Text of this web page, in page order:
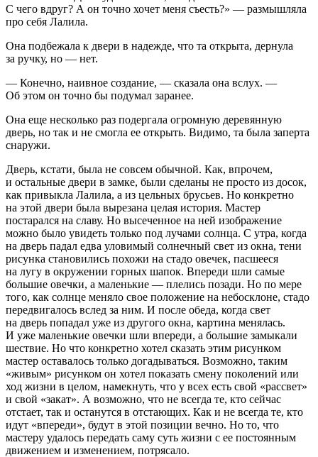
С чего вдруг? А он точно хочет меня съесть?» — размышляла
про себя Лалила.
Она подбежала к двери в надежде, что та открыта, дернула
за ручку, но — нет.
— Конечно, наивное создание, — сказала она вслух. —
Об этом он точно бы подумал заранее.
Она еще несколько раз подергала огромную деревянную
дверь, но так и не смогла ее открыть. Видимо, та была заперта
снаружи.
Дверь, кстати, была не совсем обычной. Как, впрочем,
и остальные двери в замке, были сделаны не просто из досок,
как привыкла Лалила, а из цельных брусьев. Но конкретно
на этой двери была вырезана целая история. Мастер
постарался на славу. Но высеченное на ней изображение
можно было увидеть только под лучами солнца. С утра, когда
на дверь падал едва уловимый солнечный свет из окна, тени
рисунка становились похожи на стадо овечек, пасшееся
на лугу в окружении горных шапок. Впереди шли самые
большие овечки, а маленькие — плелись позади. Но по мере
того, как солнце меняло свое положение на небосклоне, стадо
передвигалось вслед за ним. И после обеда, когда свет
на дверь попадал уже из другого окна, картина менялась.
И уже маленькие овечки шли впереди, а большие замыкали
шествие. Но что конкретно хотел сказать этим рисунком
мастер оставалось только догадываться. Возможно, таким
«живым» рисунком он хотел показать смену поколений или
ход жизни в целом, намекнуть, что у всех есть свой «рассвет»
и свой «закат». А возможно, что не всегда те, кто сейчас
отстает, так и останутся в отстающих. Как и не всегда те, кто
идут «впереди», будут в этой позиции вечно. Но то, что
мастеру удалось передать саму суть жизни с ее постоянным
движением и изменением, потрясало.